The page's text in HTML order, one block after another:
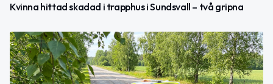
Kvinna hittad skadad i trapphus i Sundsvall – två gripna